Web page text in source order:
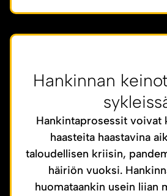
Hankinnan
Hankintaprosessit voivat
haasteita haastavina
taloudellisen kriisin,
häiriön vuoksi.
huomataankin usein liian